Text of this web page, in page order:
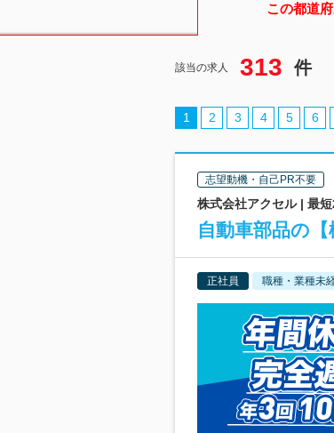
この都道
該当の求人 313 件
1 2 3 4 5 6
志望動機・自己PR不要
株式会社アクセル | 最
自動車部品の
正社員 職種・業種未